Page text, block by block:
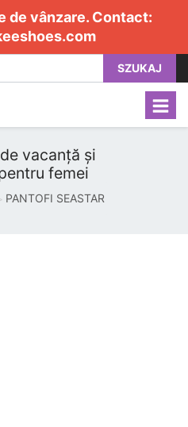
de vânzare. Contact:
SZUKAJ
vacanță și
femei
PANTOFI SEASTAR